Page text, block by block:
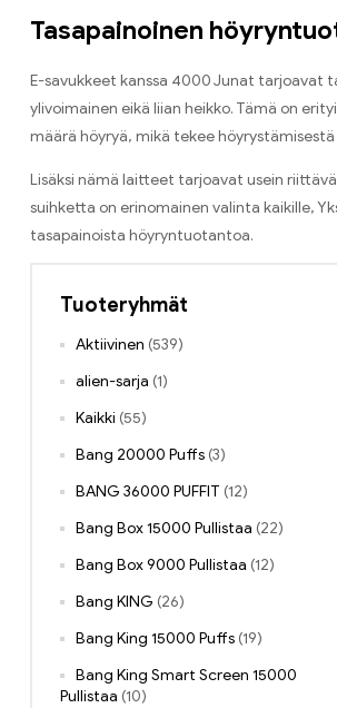
Tasapainoinen
E-savukkeet kanssa 4000 Junat tarjoavat
ylivoimainen eikä liian heikko. Tämä on
määrä höyryä, mikä tekee
Lisäksi nämä laitteet tarjoavat usein
suihketta on erinomainen valinta kaikille,
tasapainoista höyryntuotantoa.
Tuoteryhmät
Aktiivinen (539)
alien-sarja (1)
Kaikki (55)
Bang 20000 Puffs (3)
BANG 36000 PUFFIT (12)
Bang Box 15000 Pullistaa (22)
Bang Box 9000 Pullistaa (12)
Bang KING (26)
Bang King 15000 Puffs (19)
Bang King Smart Screen 15000
Pullistaa (10)